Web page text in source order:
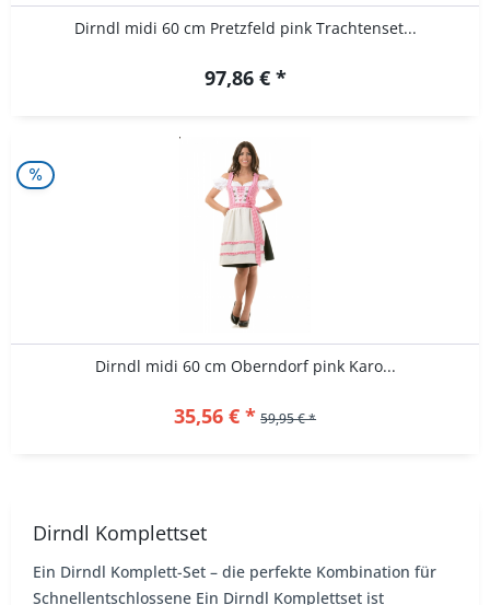
Dirndl midi 60 cm Pretzfeld pink Trachtenset...
97,86 € *
Dirndl midi 60 cm Oberndorf pink Karo...
35,56 € * 59,95 € *
Dirndl Komplettset
Ein Dirndl Komplett-Set – die perfekte Kombination für
Schnellentschlossene Ein Dirndl Komplettset ist